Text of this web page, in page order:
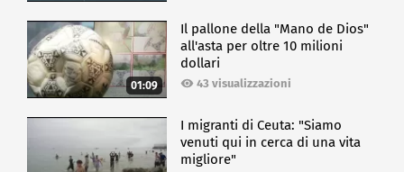
01:09
Il pallone della "Mano de Dios"
all'asta per oltre 10 milioni
dollari
43 visualizzazioni
I migranti di Ceuta: "Siamo
venuti qui in cerca di una vita
migliore"